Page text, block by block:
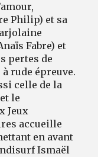
Philip) et sa
Fabre) et
pertes de
rude épreuve.
celle de la
le
Jeux
accueille
en avant
Ismaël